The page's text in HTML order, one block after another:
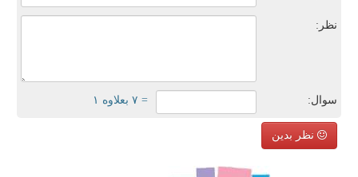
نظر:
سوال: = ۷ بعلاوه ۱
نظر بدین